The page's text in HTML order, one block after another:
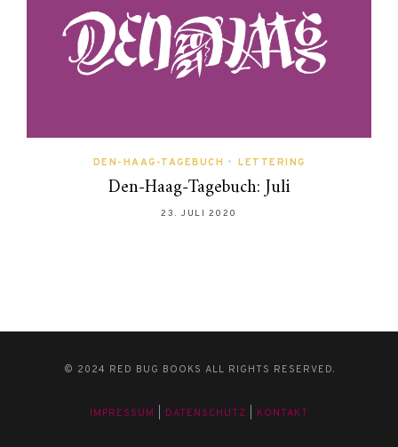
DEN-HAAG-TAGEBUCH • LETTERING
Den-Haag-Tagebuch: Juli
23. JULI 2020
© 2024 RED BUG BOOKS ALL RIGHTS RESERVED.
IMPRESSUM DATENSCHUTZ KONTAKT